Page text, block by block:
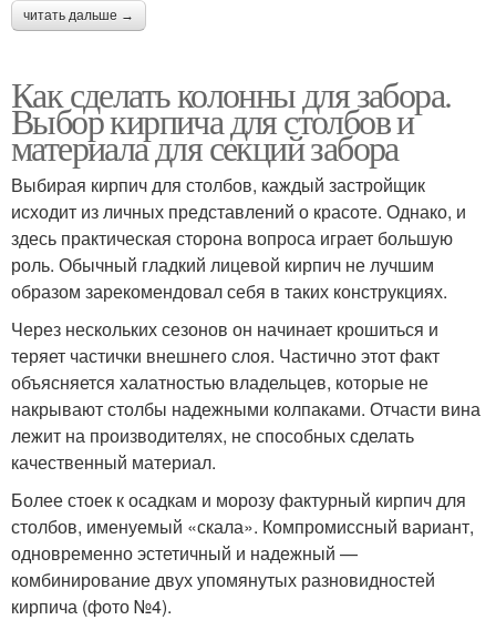
читать дальше →
Как сделать колонны для забора.
Выбор кирпича для столбов и
материала для секций забора
Выбирая кирпич для столбов, каждый застройщик
исходит из личных представлений о красоте. Однако, и
здесь практическая сторона вопроса играет большую
роль. Обычный гладкий лицевой кирпич не лучшим
образом зарекомендовал себя в таких конструкциях.
Через нескольких сезонов он начинает крошиться и
теряет частички внешнего слоя. Частично этот факт
объясняется халатностью владельцев, которые не
накрывают столбы надежными колпаками. Отчасти вина
лежит на производителях, не способных сделать
качественный материал.
Более стоек к осадкам и морозу фактурный кирпич для
столбов, именуемый «скала». Компромиссный вариант,
одновременно эстетичный и надежный —
комбинирование двух упомянутых разновидностей
кирпича (фото №4).